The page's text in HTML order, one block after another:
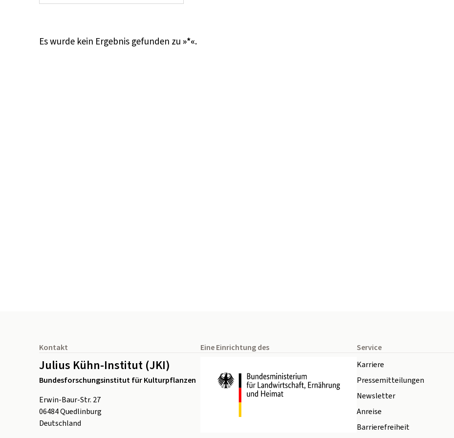
Es wurde kein Ergebnis gefunden zu»*«.
Kontakt
Julius Kühn-Institut (JKI)
Bundesforschungsinstitut für Kulturpflanzen
Erwin-Baur-Str. 27
06484Quedlinburg
Deutschland
Eine Einrichtung des
Service
Karriere
Pressemitteilungen
Newsletter
Anreise
Barrierefreiheit